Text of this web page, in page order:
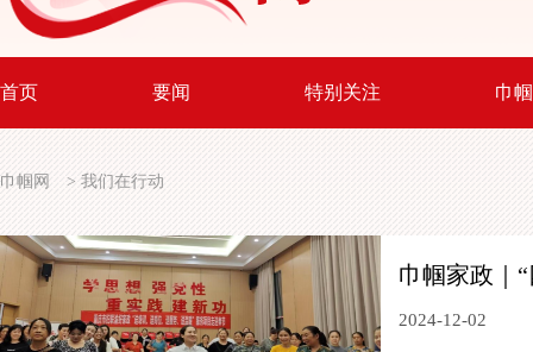
首页 要闻 特别关注 巾
巾帼网 >我们在行动
巾帼家政｜
2024-12-02